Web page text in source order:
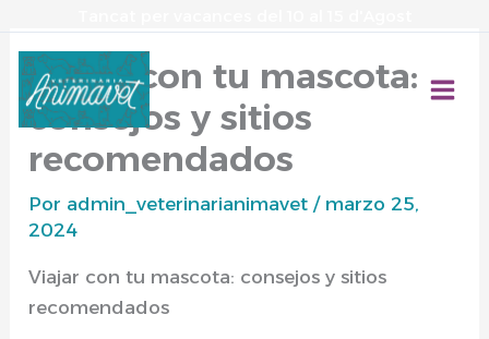
contenido
Viajar con tu mascota:
consejos y sitios
recomendados
Por admin_veterinarianimavet/ marzo 25,
2024
Viajar con tu mascota: consejos y sitios
recomendados